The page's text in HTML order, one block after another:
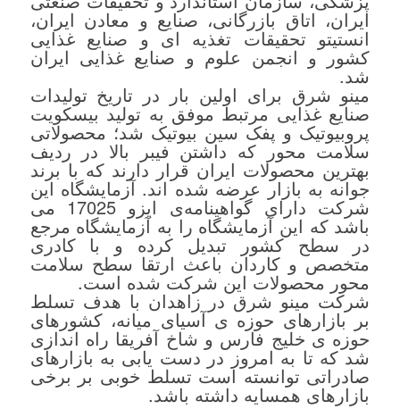
ایران، اتاق بازرگانی، صنایع و معادن ایران،
انستیتو تحقیقات تغذیه ای و صنایع غذایی
کشور و انجمن علوم و صنایع غذایی ایران
شد.
مینو شرق برای اولین بار در تاریخ تولیدات
صنایع غذایی مرتبط موفق به تولید بیسکویت
پروبیوتیک و پفک سین بیوتیک شد؛ محصولاتی
سلامت محور که داشتن فیبر بالا در ردیف
بهترین محصولات ایران قرار دارند که با برند
جوانه به بازار عرضه شده اند. آزمایشگاه این
شرکت دارای گواهینامه‌ی ایزو 17025 می
باشد که این آزمایشگاه را به آزمایشگاه مرجع
در سطح کشور تبدیل کرده و با کادری
متخصص و کاردان باعث ارتقا سطح سلامت
محور محصولات این شرکت شده است.
شرکت مینو شرق در زاهدان با هدف تسلط
بر بازارهای حوزه ی آسیای میانه، کشورهای
حوزه ی خلیج فارس و شاخ آفریقا راه اندازی
شد که تا به امروز در دست یابی به بازارهای
صادراتی توانسته است تسلط خوبی بر برخی
بازارهای همسایه داشته باشد.